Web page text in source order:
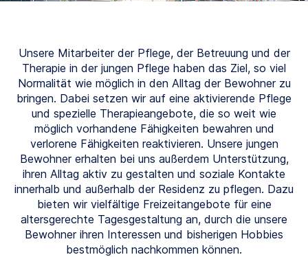
Unsere Mitarbeiter der Pflege, der Betreuung und der
Therapie in der jungen Pflege haben das Ziel, so viel
Normalität wie möglich in den Alltag der Bewohner zu
bringen. Dabei setzen wir auf eine aktivierende Pflege
und spezielle Therapieangebote, die so weit wie
möglich vorhandene Fähigkeiten bewahren und
verlorene Fähigkeiten reaktivieren. Unsere jungen
Bewohner erhalten bei uns außerdem Unterstützung,
ihren Alltag aktiv zu gestalten und soziale Kontakte
innerhalb und außerhalb der Residenz zu pflegen. Dazu
bieten wir vielfältige Freizeitangebote für eine
altersgerechte Tagesgestaltung an, durch die unsere
Bewohner ihren Interessen und bisherigen Hobbies
bestmöglich nachkommen können.